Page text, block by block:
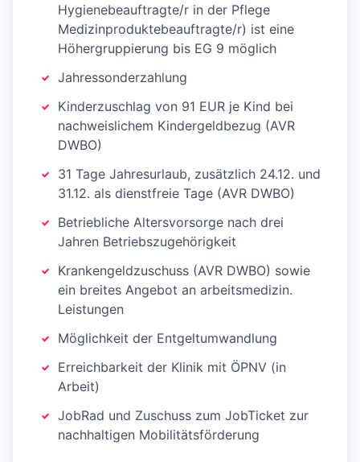
Hygienebeauftragte/r in der Pflege
Medizinproduktebeauftragte/r) ist eine
Höhergruppierung bis EG 9 möglich
Jahressonderzahlung
Kinderzuschlag von 91 EUR je Kind bei
nachweislichem Kindergeldbezug (AVR
DWBO)
31 Tage Jahresurlaub, zusätzlich 24.12. und
31.12. als dienstfreie Tage (AVR DWBO)
Betriebliche Altersvorsorge nach drei
Jahren Betriebszugehörigkeit
Krankengeldzuschuss (AVR DWBO) sowie
ein breites Angebot an arbeitsmedizin.
Leistungen
Möglichkeit der Entgeltumwandlung
Erreichbarkeit der Klinik mit ÖPNV (in
Arbeit)
JobRad und Zuschuss zum JobTicket zur
nachhaltigen Mobilitätsförderung